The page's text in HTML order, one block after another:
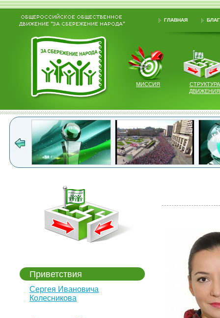
ГЛАВНАЯ
МИССИЯ
СТРУКТУРА
ДВИЖЕНИЯ
Приветствия
Сергея Ивановича
Колесникова